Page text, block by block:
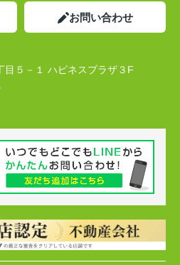
お問い合わせ
目５－１ ハピネスプラザ３F